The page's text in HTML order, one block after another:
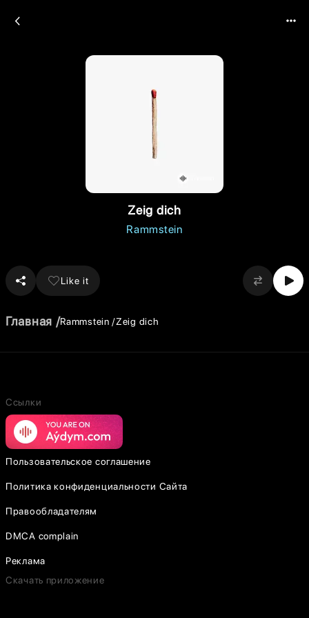
Zeig dich
Rammstein
Like it
Главная Rammstein Zeig dich
Ссылки
Пользовательское соглашение
Политика конфиденциальности Сайта
Правообладателям
DMCA complain
Реклама
Скачать приложение